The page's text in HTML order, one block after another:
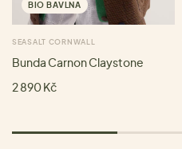
BIO BAVLNA
SEASALT CORNWALL
Bunda Carnon Claystone
2 890 Kč